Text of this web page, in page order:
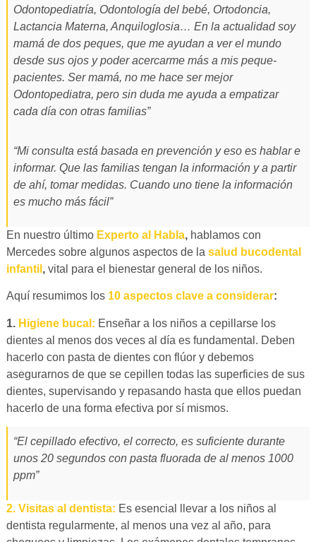
Odontopediatría, Odontología del bebé, Ortodoncia,
Lactancia Materna, Anquiloglosia… En la actualidad soy
mamá de dos peques, que me ayudan a ver el mundo
desde sus ojos y poder acercarme más a mis peque-
pacientes. Ser mamá, no me hace ser mejor
Odontopediatra, pero sin duda me ayuda a empatizar
cada día con otras familias”
“Mi consulta está basada en prevención y eso es hablar e
informar. Que las familias tengan la información y a partir
de ahí, tomar medidas. Cuando uno tiene la información
es mucho más fácil”
En nuestro último Experto al Habla,hablamos con
Mercedes sobre algunos aspectos de la salud bucodental
infantil , vital para el bienestar general de los niños.
Aquí resumimos los 10 aspectos clave a considerar:
1. Higiene bucal: Enseñar a los niños a cepillarse los
dientes al menos dos veces al día es fundamental. Deben
hacerlo con pasta de dientes con flúor y debemos
asegurarnos de que se cepillen todas las superficies de sus
dientes, supervisando y repasando hasta que ellos puedan
hacerlo de una forma efectiva por sí mismos.
“El cepillado efectivo, el correcto, es suficiente durante
unos 20 segundos con pasta fluorada de al menos 1000
ppm”
2. Visitas al dentista: Es esencial llevar a los niños al
dentista regularmente, al menos una vez al año, para